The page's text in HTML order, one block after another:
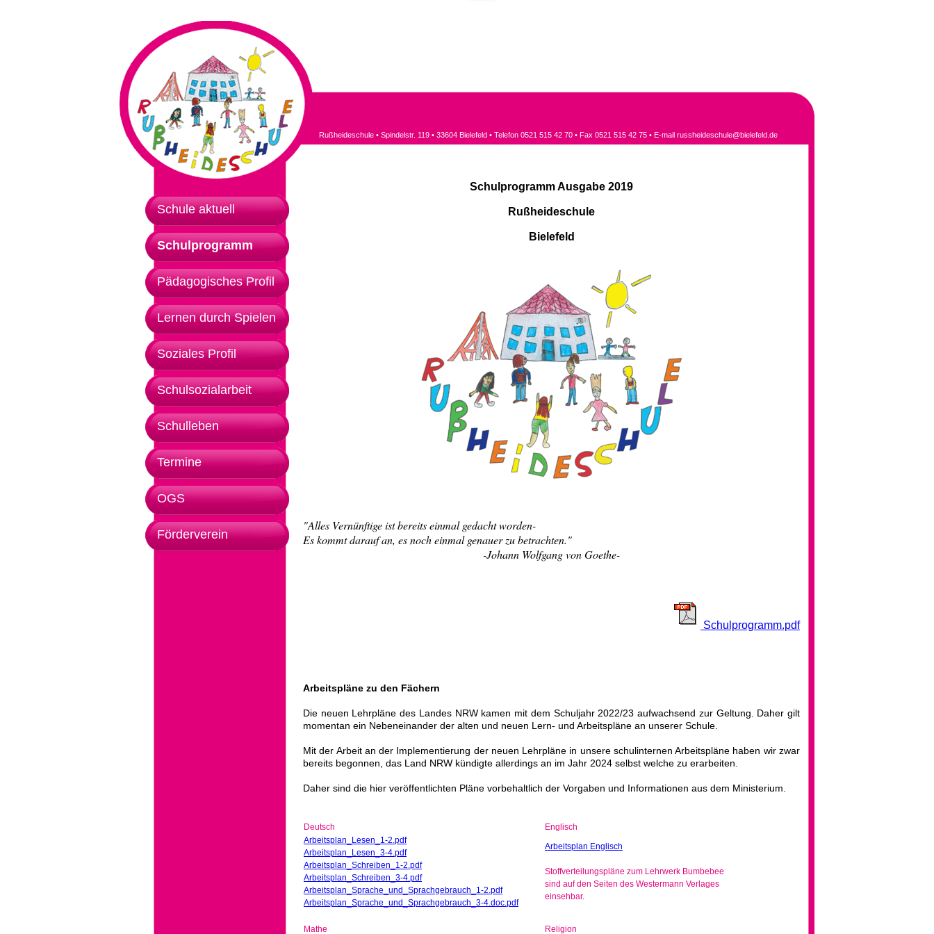
Rußheideschule • Spindelstr. 119 • 33604 Bielefeld • Telefon 0521 515 42 70 • Fax 0521 515 42 75 • E-mail russheideschule@bielefeld.de
Schule aktuell
Schulprogramm
Pädagogisches Profil
Lernen durch Spielen
Soziales Profil
Schulsozialarbeit
Schulleben
Termine
OGS
Förderverein
Schulprogramm Ausgabe 2019
Rußheideschule
Bielefeld
"Alles Vernünftige ist bereits einmal gedacht worden-
Es kommt darauf an, es noch einmal genauer zu betrachten."
-Johann Wolfgang von Goethe-
Schulprogramm.pdf
Arbeitspläne zu den Fächern
Die neuen Lehrpläne des Landes NRW kamen mit dem Schuljahr 2022/23 aufwachsend zur Geltung. Daher gilt
momentan ein Nebeneinander der alten und neuen Lern- und Arbeitspläne an unserer Schule.
Mit der Arbeit an der Implementierung der neuen Lehrpläne in unsere schulinternen Arbeitspläne haben wir zwar
bereits begonnen, das Land NRW kündigte allerdings an im Jahr 2024 selbst welche zu erarbeiten.
Daher sind die hier veröffentlichten Pläne vorbehaltlich der Vorgaben und Informationen aus dem Ministerium.
Deutsch
Englisch
Arbeitsplan_Lesen_1-2.pdf
Arbeitsplan_Lesen_3-4.pdf
Arbeitsplan_Schreiben_1-2.pdf
Arbeitsplan_Schreiben_3-4.pdf
Arbeitsplan_Sprache_und_Sprachgebrauch_1-2.pdf
Arbeitsplan_Sprache_und_Sprachgebrauch_3-4.doc.pdf
Arbeitsplan Englisch
Stoffverteilungspläne zum Lehrwerk Bumbebee
sind auf den Seiten des Westermann Verlages
einsehbar.
Mathe Religion